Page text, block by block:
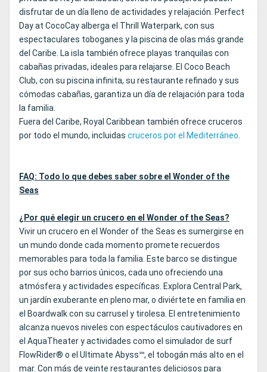
disfrutar de un día lleno de actividades y relajación. Perfect
Day at CocoCay alberga el Thrill Waterpark, con sus
espectaculares toboganes y la piscina de olas más grande
del Caribe. La isla también ofrece playas tranquilas con
cabañas privadas, ideales para relajarse. El Coco Beach
Club, con su piscina infinita, su restaurante refinado y sus
cómodas cabañas, garantiza un día de relajación para toda
la familia.
Fuera del Caribe, Royal Caribbean también ofrece cruceros
por todo el mundo, incluidas cruceros por el Mediterráneo.
FAQ: Todo lo que debes saber sobre el Wonder of the
Seas
¿Por qué elegir un crucero en el Wonder of the Seas?
Vivir un crucero en el Wonder of the Seas es sumergirse en
un mundo donde cada momento promete recuerdos
memorables para toda la familia. Este barco se distingue
por sus ocho barrios únicos, cada uno ofreciendo una
atmósfera y actividades específicas. Explora Central Park,
un jardín exuberante en pleno mar, o diviértete en familia en
el Boardwalk con su carrusel y tirolesa. El entretenimiento
alcanza nuevos niveles con espectáculos cautivadores en
el AquaTheater y actividades como el simulador de surf
FlowRider® o el Ultimate Abyss℠, el tobogán más alto en el
mar. Con más de veinte restaurantes deliciosos para